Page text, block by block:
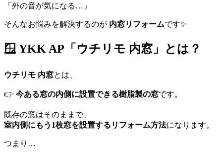
「外の音が気になる…」
そんなお悩みを解決するのが 内窓リフォームです✨
🪟 YKK AP「ウチリモ 内窓」とは？
ウチリモ 内窓とは、
👉 今ある窓の内側に設置できる樹脂製の窓です。
既存の窓はそのままで、
室内側にもう1枚窓を設置するリフォーム方法になります。
つまり…